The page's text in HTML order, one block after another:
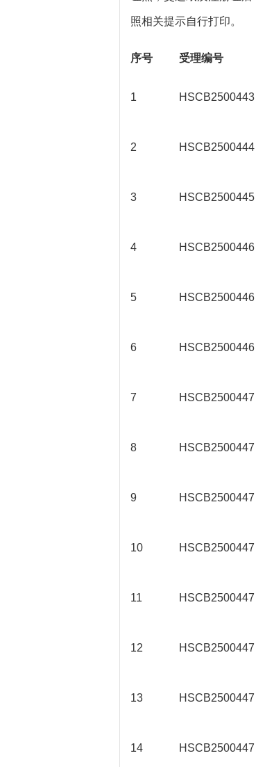
照相关提示自行打印。
序号 受理编号
1 HSCB2500443
2 HSCB2500444
3 HSCB2500445
4 HSCB2500446
5 HSCB2500446
6 HSCB2500446
7 HSCB2500447
8 HSCB2500447
9 HSCB2500447
10 HSCB2500447
11 HSCB2500447
12 HSCB2500447
13 HSCB2500447
14 HSCB2500447